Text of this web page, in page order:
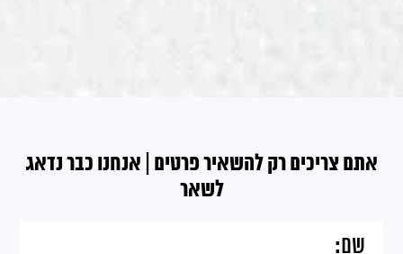
אתם צריכים רק להשאיר פרטים | אנחנו כבר נדאג
לשאר